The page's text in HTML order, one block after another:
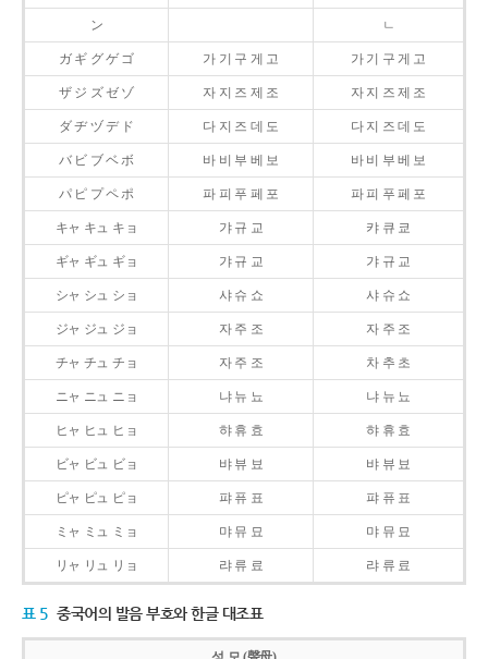
ン ㄴ
ガ ギ グ ゲ ゴ 가 기 구 게 고 가 기 구 게 고
ザ ジ ズ ゼ ゾ 자 지 즈 제 조 자 지 즈 제 조
ダ ヂ ヅ デ ド 다 지 즈 데 도 다 지 즈 데 도
バ ビ ブ ベ ボ 바 비 부 베 보 바 비 부 베 보
パ ピ プ ペ ポ 파 피 푸 페 포 파 피 푸 페 포
キャ キュ キョ 갸 규 교 캬 큐 쿄
ギャ ギュ ギョ 갸 규 교 갸 규 교
シャ シュ ショ 샤 슈 쇼 샤 슈 쇼
ジャ ジュ ジョ 자 주 조 자 주 조
チャ チュ チョ 자 주 조 차 추 초
ニャ ニュ ニョ 냐 뉴 뇨 냐 뉴 뇨
ヒャ ヒュ ヒョ 햐 휴 효 햐 휴 효
ビャ ビュ ビョ 뱌 뷰 뵤 뱌 뷰 뵤
ピャ ピュ ピョ 퍄 퓨 표 퍄 퓨 표
ミャ ミュ ミョ 먀 뮤 묘 먀 뮤 묘
リャ リュ リョ 랴 류 료 랴 류 료
표 5 중국어의 발음 부호와 한글 대조표